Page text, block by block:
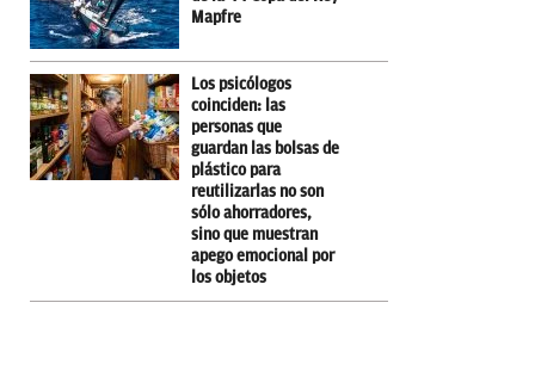
Mapfre
Los psicólogos
coinciden: las
personas que
guardan las bolsas de
plástico para
reutilizarlas no son
sólo ahorradores,
sino que muestran
apego emocional por
los objetos